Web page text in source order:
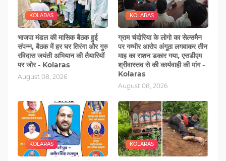
KOLARAS
भाजपा मंडल की मासिक बैठक हुई
संपन्न, बैठक में हर घर तिरंगा और गुरु
रविदास जयंती अभियान की तैयारियों
पर जोर - Kolaras
August 08, 2026
KOLARAS
ग्राम चंदोरिया के लोगो का सेल्समैन
पर गम्‍भीर आरोप अंगूठा लगवाकर तीन
माह का राशन डकार गया, एसडीएम
श्रीवास्‍तव से की कार्यवाही की मांग -
Kolaras
August 08, 2026
KOLARAS KOLARAS